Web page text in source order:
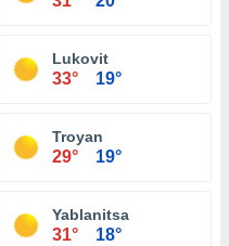
Lukovit
33° 19°
Troyan
29° 19°
Yablanitsa
31° 18°